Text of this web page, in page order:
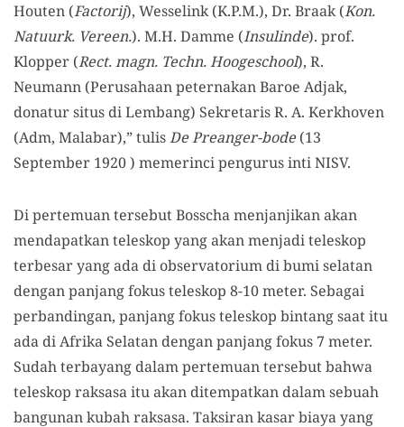
Houten (Factorij), Wesselink (K.P.M.), Dr. Braak (Kon.
Natuurk. Vereen.). M.H. Damme (Insulinde). prof.
Klopper (Rect. magn. Techn. Hoogeschool), R.
Neumann (Perusahaan peternakan Baroe Adjak,
donatur situs di Lembang) Sekretaris R. A. Kerkhoven
(Adm, Malabar),” tulisDe Preanger-bode(13
September 1920 ) memerinci pengurus inti NISV.
Di pertemuan tersebut Bosscha menjanjikan akan
mendapatkan teleskop yang akan menjadi teleskop
terbesar yang ada di observatorium di bumi selatan
dengan panjang fokus teleskop 8-10 meter. Sebagai
perbandingan, panjang fokus teleskop bintang saat itu
ada di Afrika Selatan dengan panjang fokus 7 meter.
Sudah terbayang dalam pertemuan tersebut bahwa
teleskop raksasa itu akan ditempatkan dalam sebuah
bangunan kubah raksasa. Taksiran kasar biaya yang